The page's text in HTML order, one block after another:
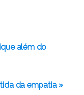
além do
da empatia »